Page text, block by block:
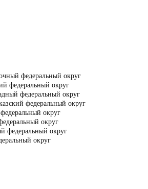
федеральный округ
федеральный округ
федеральный округ
федеральный округ
округ
округ
федеральный округ
округ